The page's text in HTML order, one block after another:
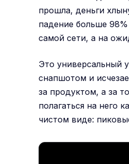
прошла, деньги
падение больше
самой сети, а на
Это универсальный
снапшотом и
за продуктом, а за
полагаться на него
чистом виде: